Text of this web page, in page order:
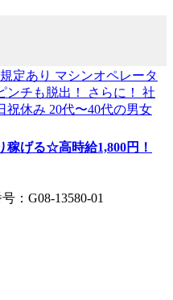
稼げる☆高時給1,800円！
：G08-13580-01